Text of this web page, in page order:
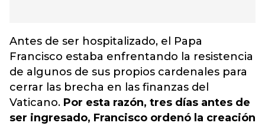
Antes de ser hospitalizado, el Papa
Francisco estaba enfrentando la resistencia
de algunos de sus propios cardenales para
cerrar las brecha en las finanzas del
Vaticano. Por esta razón, tres días antes de
ser ingresado, Francisco ordenó la creación